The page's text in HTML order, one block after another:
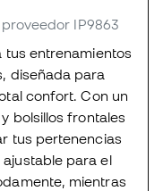
IP9863
tus entrenamientos
diseñada para
confort. Con un
bolsillos frontales
tus pertenencias
para el
mientras